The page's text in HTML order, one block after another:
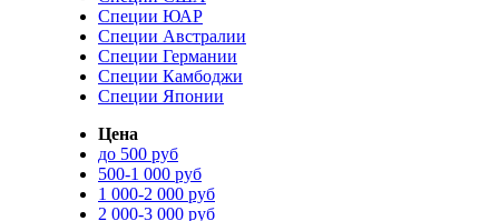
Специи ЮАР
Специи Австралии
Специи Германии
Специи Камбоджи
Специи Японии
Цена
до 500 руб
500-1 000 руб
1 000-2 000 руб
2 000-3 000 руб